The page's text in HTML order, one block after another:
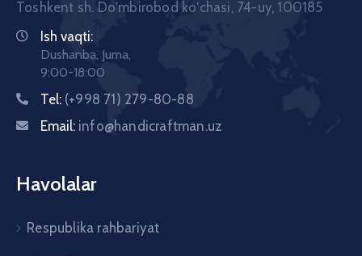
Toshkent sh. Doʼmbirobod koʼchasi, 74-uy, 100185
Ish vaqti:
Dushanba, Juma,
9:00-18:00
Tel: (+998 71) 279-80-88
Email: info@handicraftman.uz
Havolalar
Respublika rahbariyat